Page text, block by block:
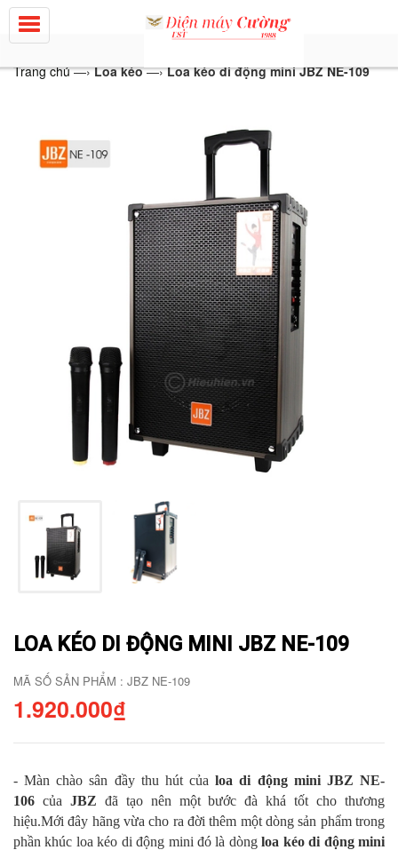
Trang chủ—› Loa kéo—› Loa kéo di động mini JBZ NE-109
LOA KÉO DI ĐỘNG MINI JBZ NE-109
MÃ SỐ SẢN PHẨM : JBZ NE-109
1.920.000₫
- Màn chào sân đầy thu hút củaloa di động mini JBZ NE-
106 của JBZ đã tạo nên một bước đà khá tốt cho thương
hiệu.Mới đây hãng vừa cho ra đời thêm một dòng sản phẩm trong
phần khúc loa kéo di động mini đó là dòngloa kéo di động mini